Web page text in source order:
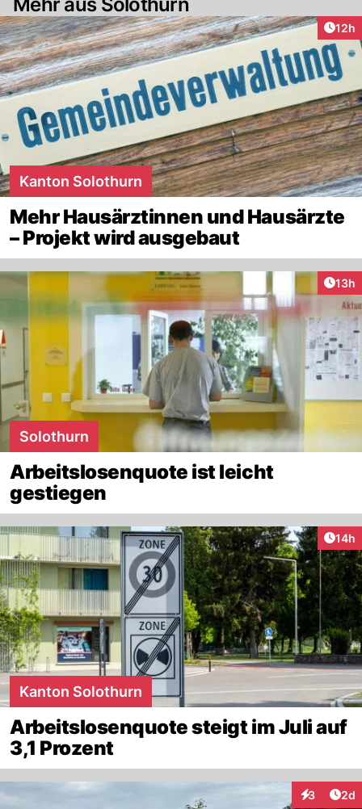
12h
Kanton Solothurn
Mehr Hausärztinnen und Hausärzte
– Projekt wird ausgebaut
13h
Solothurn
Arbeitslosenquote ist leicht
gestiegen
14h
Kanton Solothurn
Arbeitslosenquote steigt im Juli auf
3,1 Prozent
3 2d